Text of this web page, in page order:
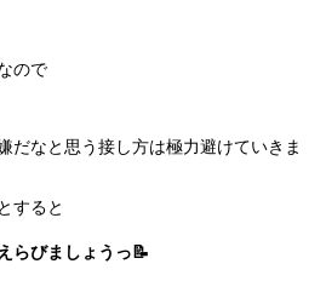
ので
だなと思う接し方は極力避けていきま
すると
らびましょうっ📝